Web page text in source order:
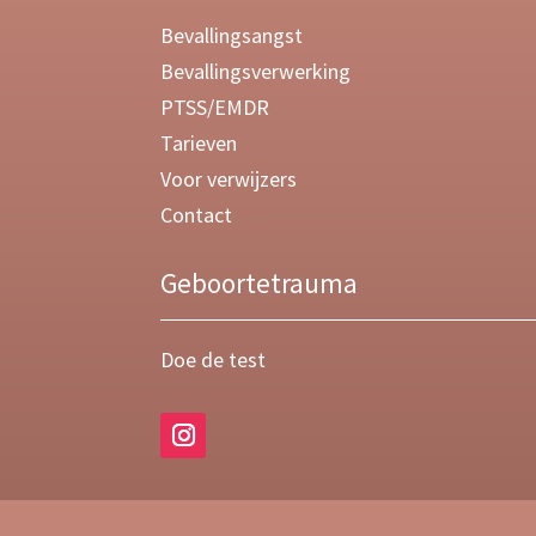
Bevallingsangst
Bevallingsverwerking
PTSS/EMDR
Tarieven
Voor verwijzers
Contact
Geboortetrauma
Doe de test